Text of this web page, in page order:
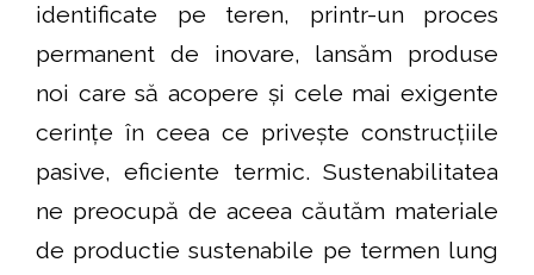
identificate pe teren, printr-un proces
permanent de inovare, lansăm produse
noi care să acopere și cele mai exigente
cerințe în ceea ce privește construcțiile
pasive, eficiente termic. Sustenabilitatea
ne preocupă de aceea căutăm materiale
de productie sustenabile pe termen lung